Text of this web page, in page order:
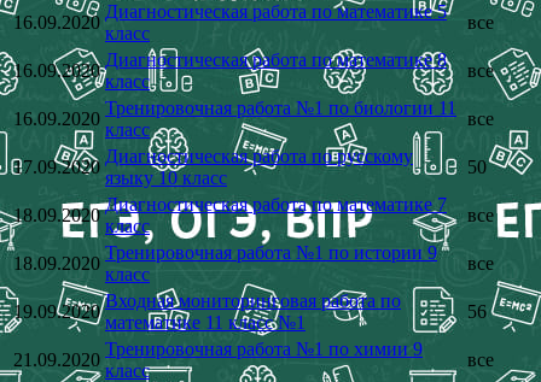
16.09.2020
Диагностическая работа по математике 5
класс
все
16.09.2020
Диагностическая работа по математике 8
класс
все
16.09.2020
Тренировочная работа №1 по биологии 11
класс
все
17.09.2020
Диагностическая работа по русскому
языку 10 класс
50
18.09.2020
Диагностическая работа по математике 7
класс
все
18.09.2020
Тренировочная работа №1 по истории 9
класс
все
19.09.2020
Входная мониторинговая работа по
математике 11 класс №1
56
21.09.2020
Тренировочная работа №1 по химии 9
класс
все